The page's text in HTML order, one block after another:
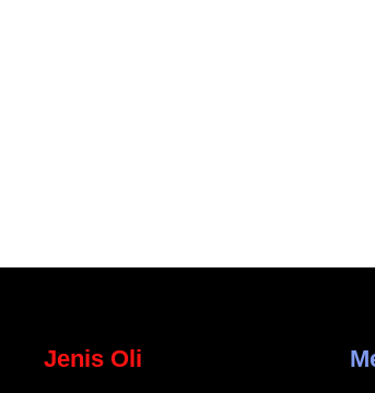
Jenis Oli